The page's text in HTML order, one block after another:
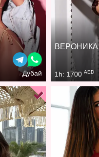
Дубай
ВЕРОНИКА
1h: 1700AED